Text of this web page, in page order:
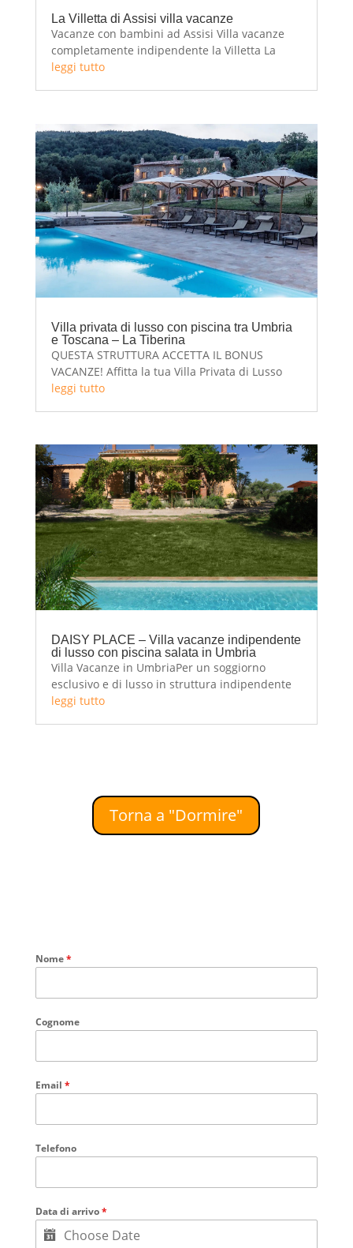
La Villetta di Assisi villa vacanze
Vacanze con bambini ad Assisi Villa vacanze
completamente indipendente la Villetta La
Villetta è una deliziosa villa vacanze ad uso
leggi tutto
Villa privata di lusso con piscina tra Umbria
e Toscana – La Tiberina
QUESTA STRUTTURA ACCETTA IL BONUS
VACANZE! Affitta la tua Villa Privata di Lusso
per le vacanze tra Umbria e Toscana! La
necessario...
leggi tutto
DAISY PLACE – Villa vacanze indipendente
di lusso con piscina salata in Umbria
Villa Vacanze in UmbriaPer un soggiorno
esclusivo e di lusso in struttura indipendente
con piscina salata scegli Daisy Place DAISY
leggi tutto
Torna a "Dormire"
Nome*
Cognome
Email *
Telefono
Data di arrivo*